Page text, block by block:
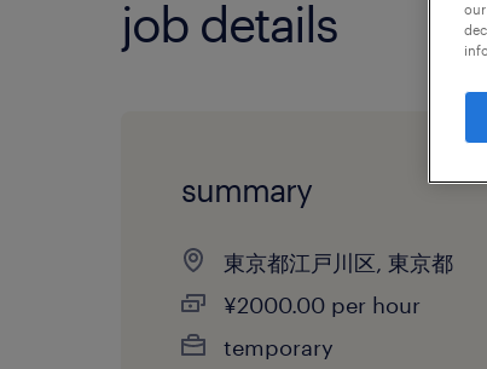
job details
summary
東京都江戸川区, 東京都
¥2000.00 per hour
temporary
our